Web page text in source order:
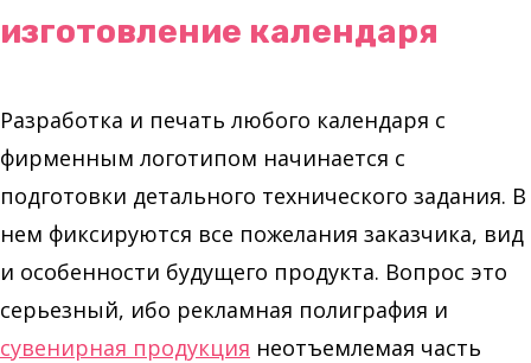
изготовление календаря
Разработка и печать любого календаря с
фирменным логотипом начинается с
подготовки детального технического задания. В
нем фиксируются все пожелания заказчика, вид
и особенности будущего продукта. Вопрос это
серьезный, ибо рекламная полиграфия и
сувенирная продукция неотъемлемая часть